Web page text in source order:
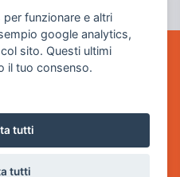
funzionare e altri
google analytics,
sito. Questi ultimi
il tuo consenso.
tutti
tutti